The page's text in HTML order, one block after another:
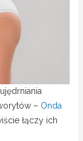
– Onda
łączy ich